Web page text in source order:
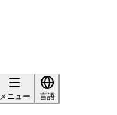
メニュー
言語